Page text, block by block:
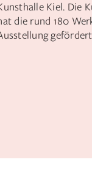
Kiel. Die
die rund 180